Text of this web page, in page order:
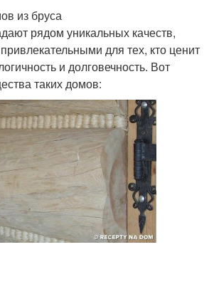
из бруса
рядом уникальных качеств,
для тех, кто ценит
и долговечность. Вот
таких домов: